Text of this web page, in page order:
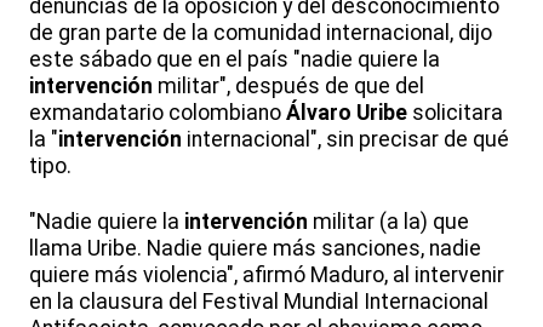
denuncias de la oposición y del desconocimiento
de gran parte de la comunidad internacional, dijo
este sábado que en el país "nadie quiere la
intervención militar", después de que del
exmandatario colombiano Álvaro Uribe solicitara
la "intervención internacional", sin precisar de qué
tipo.
"Nadie quiere la intervención militar (a la) que
llama Uribe. Nadie quiere más sanciones, nadie
quiere más violencia", afirmó Maduro, al intervenir
en la clausura del Festival Mundial Internacional